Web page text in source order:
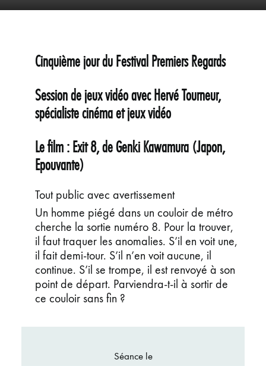
PRATIQUE
Cinquième jour du Festival Premiers Regards
Session de jeux vidéo avec Hervé Tourneur,
spécialiste cinéma et jeux vidéo
Le film : Exit 8, de Genki Kawamura (Japon,
Epouvante)
Tout public avec avertissement
Un homme piégé dans un couloir de métro
cherche la sortie numéro 8. Pour la trouver,
il faut traquer les anomalies. S’il en voit une,
il fait demi-tour. S’il n’en voit aucune, il
continue. S’il se trompe, il est renvoyé à son
point de départ. Parviendra-t-il à sortir de
ce couloir sans fin ?
Séance le